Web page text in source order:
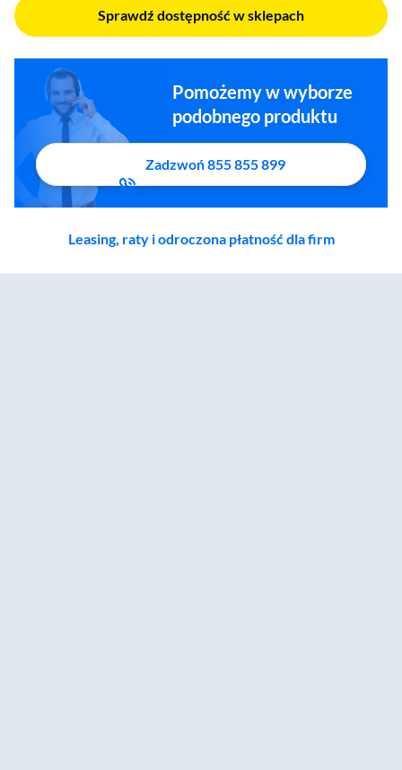
Sprawdź dostępność w sklepach
Pomożemy w wyborze
podobnego produktu
Zadzwoń 855 855 899
Leasing, raty i odroczona płatność dla firm